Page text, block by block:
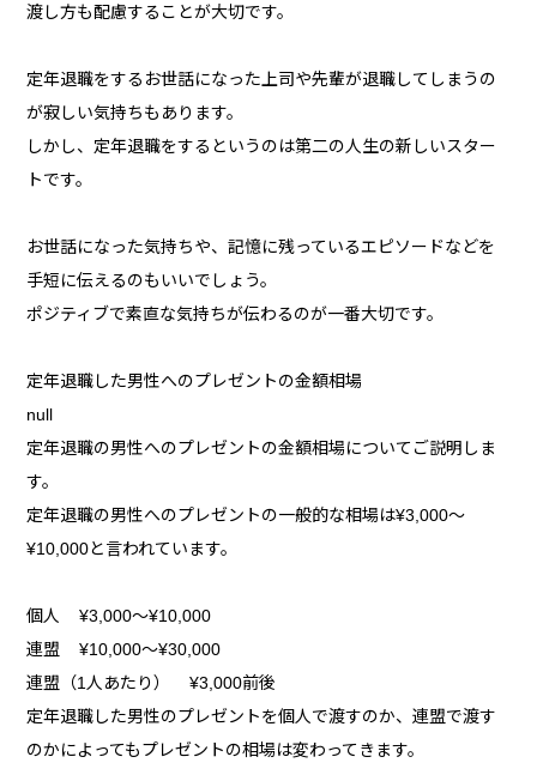
渡し方も配慮することが大切です。
定年退職をするお世話になった上司や先輩が退職してしまうの
が寂しい気持ちもあります。
しかし、定年退職をするというのは第二の人生の新しいスター
トです。
お世話になった気持ちや、記憶に残っているエピソードなどを
手短に伝えるのもいいでしょう。
ポジティブで素直な気持ちが伝わるのが一番大切です。
定年退職した男性へのプレゼントの金額相場
null
定年退職の男性へのプレゼントの金額相場についてご説明しま
す。
定年退職の男性へのプレゼントの一般的な相場は¥3,000～
¥10,000と言われています。
個人 ¥3,000～¥10,000
連盟 ¥10,000～¥30,000
連盟（1人あたり） ¥3,000前後
定年退職した男性のプレゼントを個人で渡すのか、連盟で渡す
のかによってもプレゼントの相場は変わってきます。